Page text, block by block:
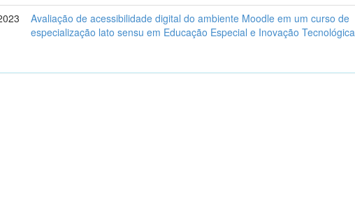
Avaliação de acessibilidade digital do ambiente Moodle em um curso de
especialização lato sensu em Educação Especial e Inovação Tecnológica